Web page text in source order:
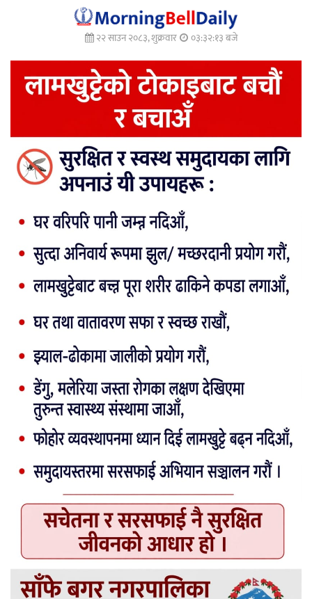
२२ साउन २०८३, शुक्रवार ०३:३२:१४ बजे